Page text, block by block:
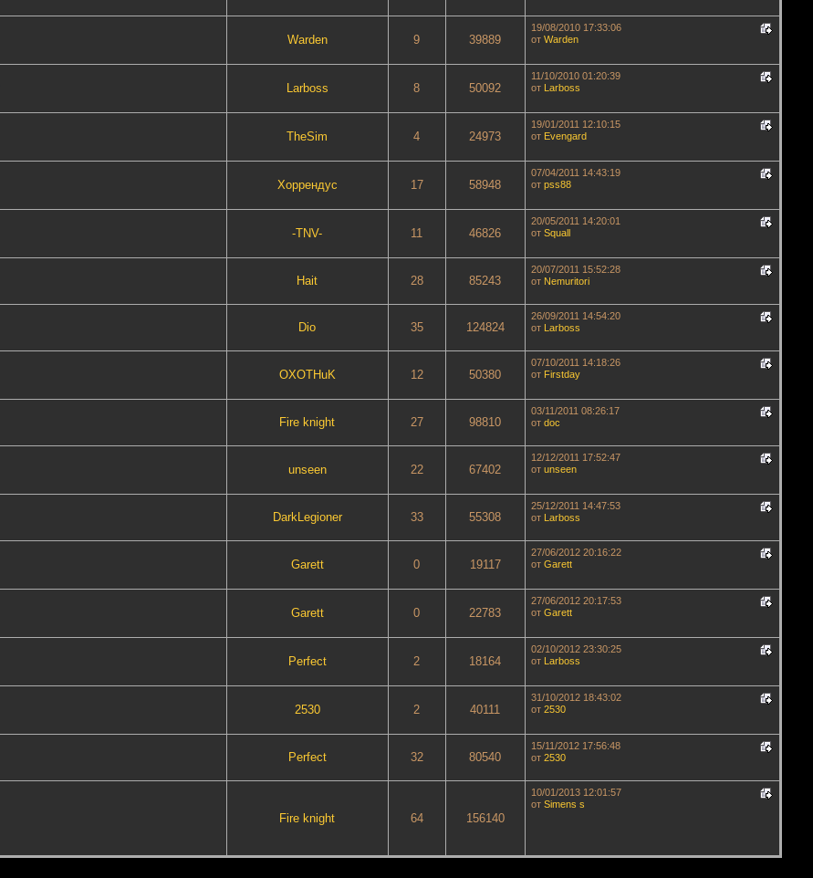
Warden 9 39889
19/08/2010 17:33:06
отWarden
Lаrboss 8 50092
11/10/2010 01:20:39
от Lаrboss
TheSim 4 24973
19/01/2011 12:10:15
от Evengard
Хоррендус 17 58948
07/04/2011 14:43:19
отpss88
-TNV- 11 46826
20/05/2011 14:20:01
отSquall
Hait 28 85243
20/07/2011 15:52:28
от Nemuritori
Dio 35 124824
26/09/2011 14:54:20
от Lаrboss
OXOTHuK 12 50380
07/10/2011 14:18:26
от Firstday
Fire knight 27 98810
03/11/2011 08:26:17
отdoc
unseen 22 67402
12/12/2011 17:52:47
отunseen
DarkLegioner 33 55308
25/12/2011 14:47:53
от Lаrboss
Garett 0 19117
27/06/2012 20:16:22
отGarett
Garett 0 22783
27/06/2012 20:17:53
отGarett
Perfect 2 18164
02/10/2012 23:30:25
от Lаrboss
2530 2 40111
31/10/2012 18:43:02
от2530
Perfect 32 80540
15/11/2012 17:56:48
от2530
Fire knight 64 156140
10/01/2013 12:01:57
отSimens s